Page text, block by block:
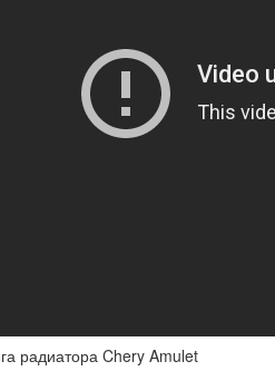
радиатора Chery Amulet